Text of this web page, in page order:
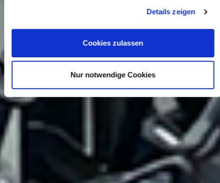
Details zeigen
Cookies zulassen
Nur notwendige Cookies